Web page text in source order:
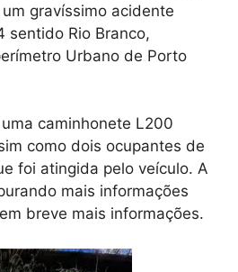
gravíssimo acidente
sentido Rio Branco,
Urbano de Porto
caminhonete L200
como dois ocupantes de
foi atingida pelo veículo. A
mais informações
breve mais informações.